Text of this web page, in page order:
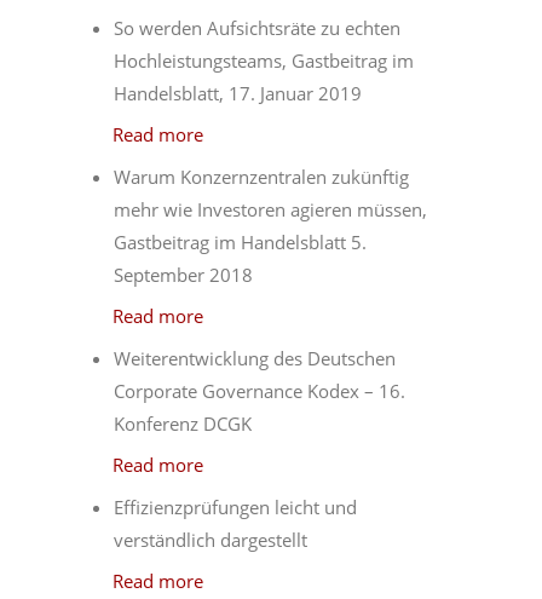
So werden Aufsichtsräte zu echten
Hochleistungsteams, Gastbeitrag im
Handelsblatt, 17. Januar 2019
Read more
Warum Konzernzentralen zukünftig
mehr wie Investoren agieren müssen,
Gastbeitrag im Handelsblatt 5.
September 2018
Read more
Weiterentwicklung des Deutschen
Corporate Governance Kodex – 16.
Konferenz DCGK
Read more
Effizienzprüfungen leicht und
verständlich dargestellt
Read more